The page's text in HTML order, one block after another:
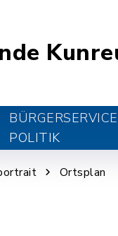
POLITIK
Ortsplan